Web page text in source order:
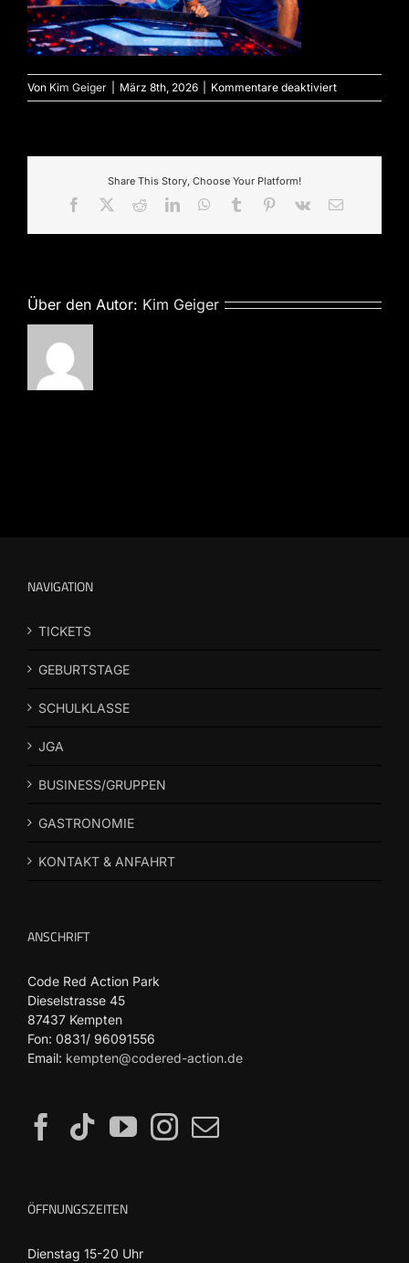
Von Kim Geiger März 8th, 2026 Kommentare deaktiviertfür
Share This Story, Choose Your Platform!
Facebook RedditLinkedInWhatsApp
Tumblr Pinterest
Vk
E-
Über den Autor: Kim Geiger
NAVIGATION
TICKETS
GEBURTSTAGE
SCHULKLASSE
JGA
BUSINESS/GRUPPEN
GASTRONOMIE
KONTAKT & ANFAHRT
ANSCHRIFT
Code Red Action Park
Dieselstrasse 45
87437 Kempten
Fon: 0831/ 96091556
Email: kempten@codered-action.de
ÖFFNUNGSZEITEN
Dienstag 15-20 Uhr